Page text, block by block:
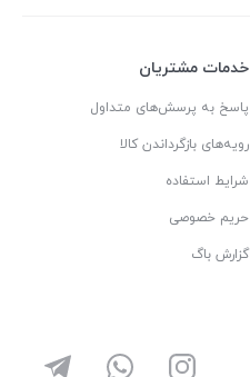
خدمات مشتریان
پاسخ به پرسش‌های متداول
رویه‌های بازگرداندن کالا
شرایط استفاده
حریم خصوصی
گزارش باگ